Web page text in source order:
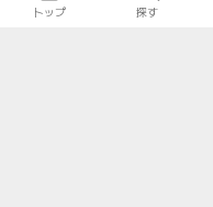
トップ 探す